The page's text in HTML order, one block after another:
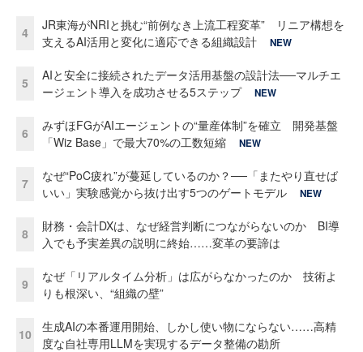
4
JR東海がNRIと挑む“前例なき上流工程変革” リニア構想を
支えるAI活用と変化に適応できる組織設計
NEW
5
AIと安全に接続されたデータ活用基盤の設計法──マルチエ
ージェント導入を成功させる5ステップ
NEW
6
みずほFGがAIエージェントの“量産体制”を確立 開発基盤
「Wiz Base」で最大70%の工数短縮
NEW
7
なぜ“PoC疲れ”が蔓延しているのか？──「またやり直せば
いい」実験感覚から抜け出す5つのゲートモデル
NEW
8
財務・会計DXは、なぜ経営判断につながらないのか BI導
入でも予実差異の説明に終始……変革の要諦は
9
なぜ「リアルタイム分析」は広がらなかったのか 技術よ
りも根深い、“組織の壁”
10
生成AIの本番運用開始、しかし使い物にならない……高精
度な自社専用LLMを実現するデータ整備の勘所